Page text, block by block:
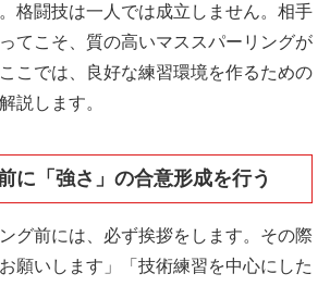
格闘技は一人では成立しません。相手
てこそ、質の高いマススパーリングが
こでは、良好な練習環境を作るための
説します。
に「強さ」の合意形成を行う
グ前には、必ず挨拶をします。その際
願いします」「技術練習を中心にした